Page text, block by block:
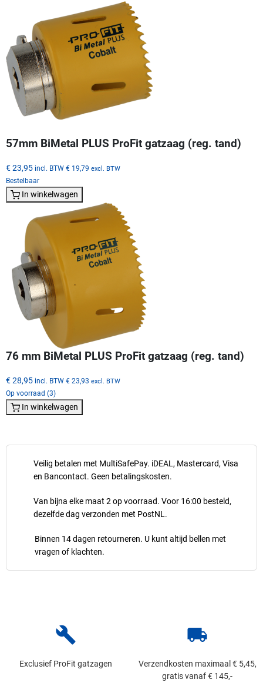
Veilig betalen met MultiSafePay. iDEAL, Mastercard, Visa
en Bancontact. Geen betalingskosten.
Van bijna elke maat 2 op voorraad. Voor 16:00 besteld,
dezelfde dag verzonden met PostNL.
Binnen 14 dagen retourneren. U kunt altijd bellen met
vragen of klachten.
57mm BiMetal PLUS ProFit gatzaag (reg. tand)
€ 23,95 incl. BTW € 19,79 excl. BTW
Bestelbaar
In winkelwagen
76 mm BiMetal PLUS ProFit gatzaag (reg. tand)
€ 28,95 incl. BTW € 23,93 excl. BTW
Op voorraad (3)
In winkelwagen
build
Exclusief ProFit gatzagen
local_shipping
Verzendkosten maximaal € 5,45,
gratis vanaf € 145,-